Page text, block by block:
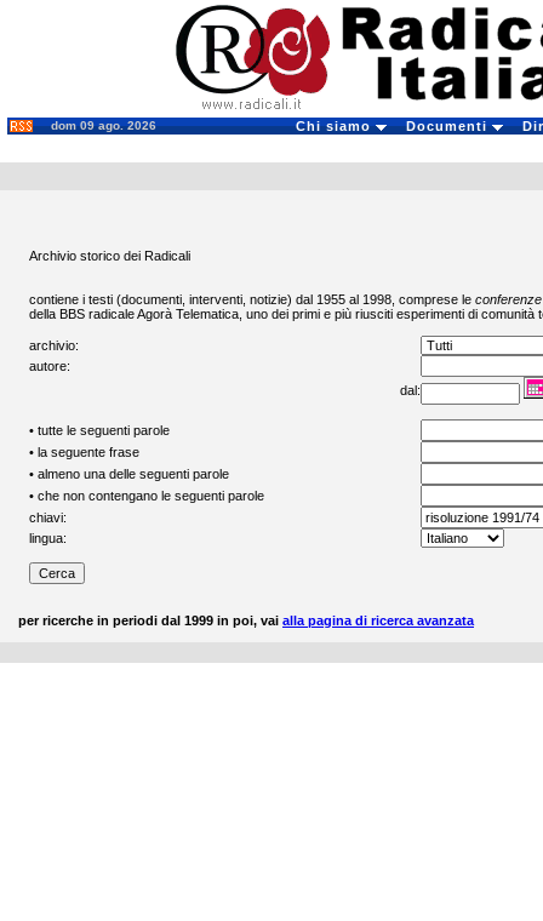
dom 09 ago. 2026 Chi siamo Documenti
Archivio storico dei Radicali
contiene i testi (documenti, interventi, notizie) dal 1955 al 1998, comprese le conferenze
della BBS radicaleAgorà Telematica , uno dei primi e più riusciti esperimenti di comunità
archivio:
autore:
dal:
• tutte le seguenti parole
• la seguente frase
• almeno una delle seguenti parole
• che non contengano le seguenti parole
chiavi:
lingua:
per ricerche in periodi dal 1999 in poi, vai alla pagina di ricerca avanzata